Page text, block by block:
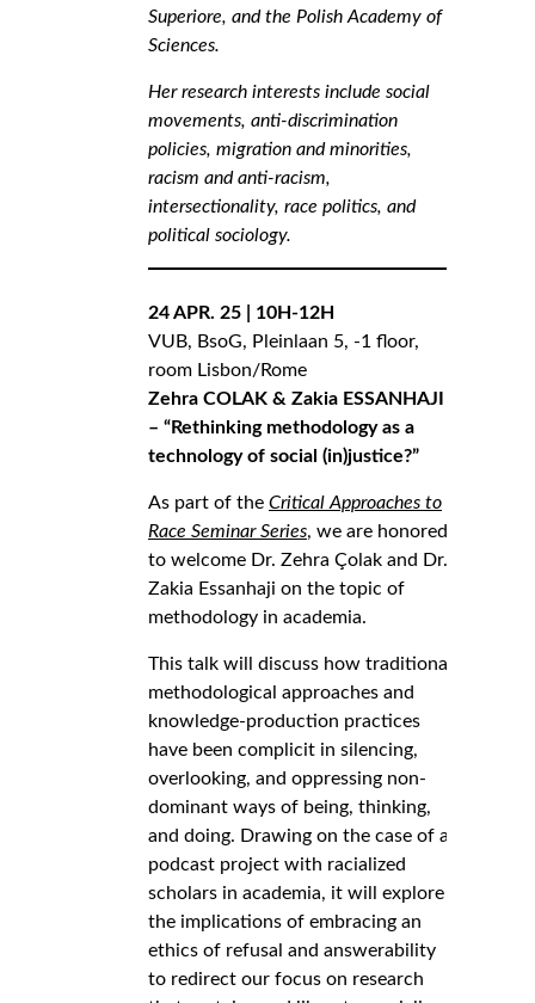
Superiore, and the Polish Academy of
Sciences.
Her research interests include social
movements, anti-discrimination
policies, migration and minorities,
racism and anti-racism,
intersectionality, race politics, and
political sociology.
24 APR. 25 | 10H-12H
VUB, BsoG, Pleinlaan 5, -1 floor,
room Lisbon/Rome
Zehra COLAK & Zakia ESSANHAJI
– “Rethinking methodology as a
technology of social (in)justice?”
As part of the Critical Approaches to
Race Seminar Series, we are honored
to welcome Dr. Zehra Çolak and Dr.
Zakia Essanhaji on the topic of
methodology in academia.
This talk will discuss how traditional
methodological approaches and
knowledge-production practices
have been complicit in silencing,
overlooking, and oppressing non-
dominant ways of being, thinking,
and doing. Drawing on the case of a
podcast project with racialized
scholars in academia, it will explore
the implications of embracing an
ethics of refusal and answerability
to redirect our focus on research